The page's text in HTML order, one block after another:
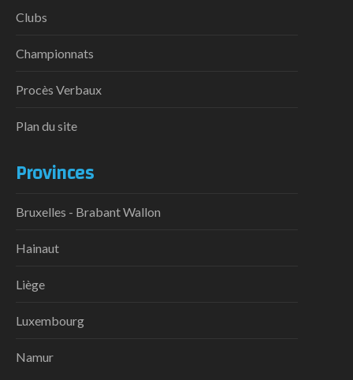
Clubs
Championnats
Procès Verbaux
Plan du site
Provinces
Bruxelles - Brabant Wallon
Hainaut
Liège
Luxembourg
Namur